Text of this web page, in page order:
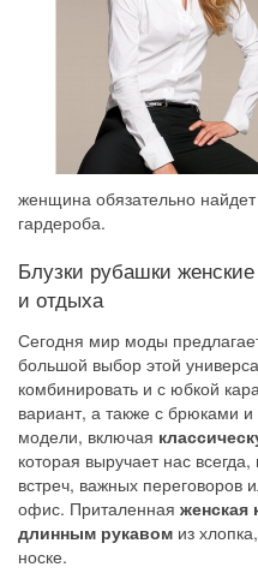
женщина обязательно
гардероба.
Блузки рубашки
и отдыха
Сегодня мир моды
большой выбор этой
комбинировать и с юбкой
вариант, а также с брюками
модели, включая
которая выручает нас
встреч, важных переговоров
офис. Приталенная женская
длинным рукавом из
носке.